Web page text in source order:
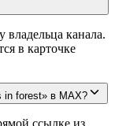
канала.
в карточке
in forest» в MAX?
ссылке из